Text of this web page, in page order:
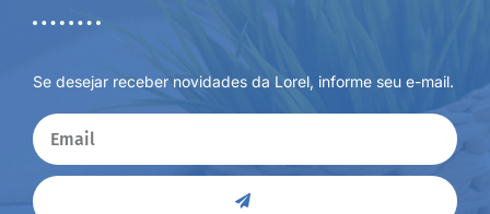
Se desejar receber novidades da Lorel, informe seu e-mail.